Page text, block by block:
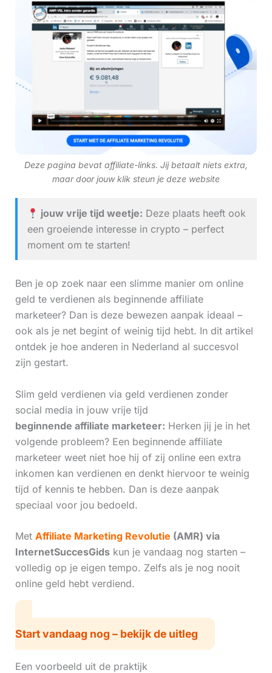
Deze pagina bevat affiliate-links. Jij betaalt niets extra,
maar door jouw klik steun je deze website
jouw vrije tijd weetje: Deze plaats heeft ook
een groeiende interesse in crypto – perfect
moment om te starten!
Ben je op zoek naar een slimme manier om online
geld te verdienen als beginnende affiliate
marketeer? Dan is deze bewezen aanpak ideaal –
ook als je net begint of weinig tijd hebt. In dit artikel
ontdek je hoe anderen in Nederland al succesvol
zijn gestart.
Slim geld verdienen via geld verdienen zonder
social media in jouw vrije tijd
beginnende affiliate marketeer: Herken jij je in het
volgende probleem? Een beginnende affiliate
marketeer weet niet hoe hij of zij online een extra
inkomen kan verdienen en denkt hiervoor te weinig
tijd of kennis te hebben. Dan is deze aanpak
speciaal voor jou bedoeld.
Met Affiliate Marketing Revolutie (AMR) via
InternetSuccesGidskun je vandaag nog starten –
volledig op je eigen tempo. Zelfs als je nog nooit
online geld hebt verdiend.
Start vandaag nog – bekijk de uitleg
Een voorbeeld uit de praktijk